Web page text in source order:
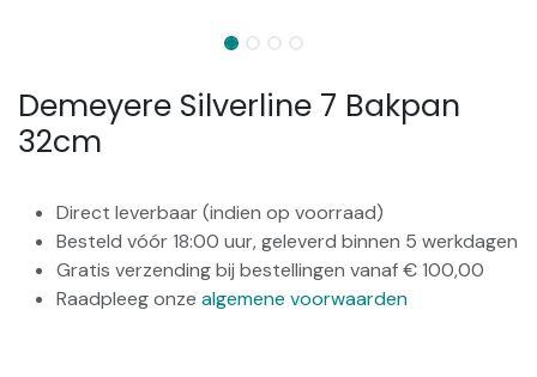
Demeyere Silverline 7 Bakpan
32cm
Direct leverbaar (indien op voorraad)
Besteld vóór 18:00 uur, geleverd binnen 5 werkdagen
Gratis verzending bij bestellingen vanaf € 100,00
Raadpleeg onze algemene voorwaarden